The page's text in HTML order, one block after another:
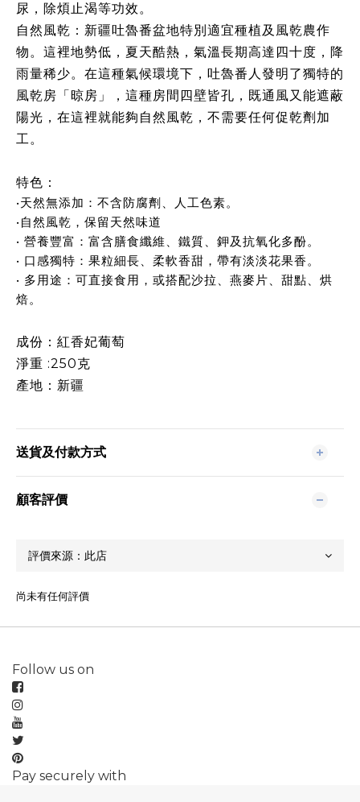
尿，除煩止渴等功效。
自然風乾：新疆吐魯番盆地特別適宜種植及風乾農作
物。這裡地勢低，夏天酷熱，氣溫長期高達四十度，降
雨量稀少。在這種氣候環境下，吐魯番人發明了獨特的
風乾房「晾房」，這種房間四壁皆孔，既通風又能遮蔽
陽光，在這裡就能夠自然風乾，不需要任何促乾劑加
工。
特色：
•天然無添加：不含防腐劑、人工色素。
•自然風乾，保留天然味道
• 營養豐富：富含膳食纖維、鐵質、鉀及抗氧化多酚。
• 口感獨特：果粒細長、柔軟香甜，帶有淡淡花果香。
• 多用途：可直接食用，或搭配沙拉、燕麥片、甜點、烘
焙。
成份：紅香妃葡萄
淨重 :250克
產地：新疆
送貨及付款方式
顧客評價
尚未有任何評價
Follow us on
Pay securely with